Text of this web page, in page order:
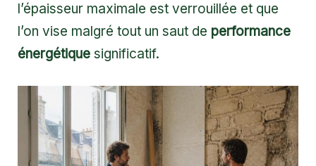
l’épaisseur maximale est verrouillée et que
l’on vise malgré tout un saut de performance
énergétique significatif.